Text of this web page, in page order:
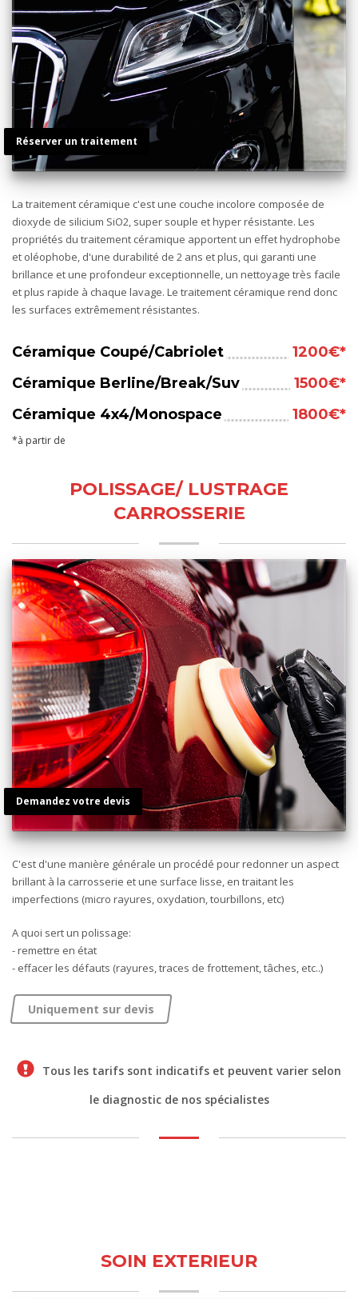
Réserver un traitement
La traitement céramique c'est une couche incolore composée de
dioxyde de silicium SiO2, super souple et hyper résistante. Les
propriétés du traitement céramique apportent un effet hydrophobe
et oléophobe, d'une durabilité de 2 ans et plus, qui garanti une
brillance et une profondeur exceptionnelle, un nettoyage très facile
et plus rapide à chaque lavage. Le traitement céramique rend donc
les surfaces extrêmement résistantes.
Céramique Coupé/Cabriolet
1200€*
Céramique Berline/Break/Suv
1500€*
Céramique 4x4/Monospace
1800€*
*à partir de
POLISSAGE/ LUSTRAGE
CARROSSERIE
Demandez votre devis
C'est d'une manière générale un procédé pour redonner un aspect
brillant à la carrosserie et une surface lisse, en traitant les
imperfections (micro rayures, oxydation, tourbillons, etc)
A quoi sert un polissage:
- remettre en état
- effacer les défauts (rayures, traces de frottement, tâches, etc..)
Uniquement sur devis
Tous les tarifs sont indicatifs et peuvent varier selon
le diagnostic de nos spécialistes
SOIN EXTERIEUR